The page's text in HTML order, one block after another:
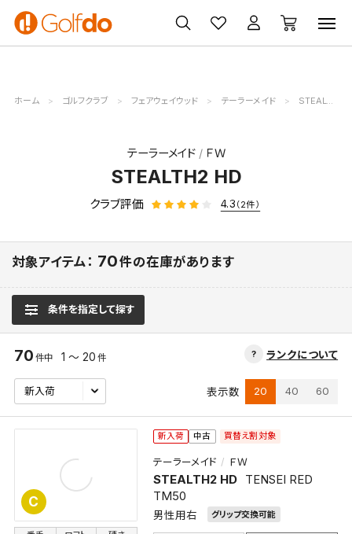
ゴルフ
クラブ
ゴルフ用品
買取
無料査定
クーポン
一覧
ホーム ゴルフクラブ フェアウェイウッド テーラーメイド STEALTH2 HD
テーラーメイド ＦＷ
STEALTH2 HD
クラブ評価 4.3 （2件）
対象アイテム： 70件の在庫があります
条件を指定して探す
ランクについて
70 件中 1 ～ 20 件
表示数 20 40 60
C
新入荷 中古 買替え割対象
テーラーメイド ＦＷ
STEALTH2 HD
TENSEI RED
TM50
男性用右 グリップ交換可能